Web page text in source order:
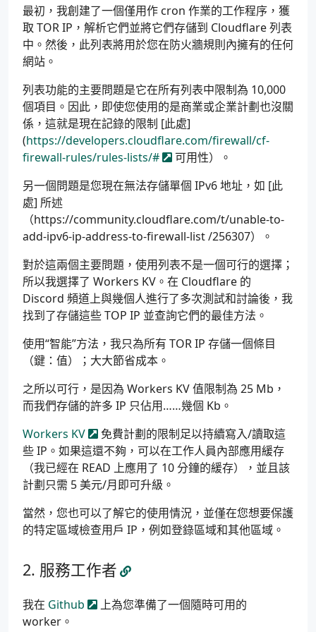
最初，我創建了一個僅用作 cron 作業的工作程序，獲
取 TOR IP，解析它們並將它們存儲到 Cloudflare 列表
中。然後，此列表將用於您在防火牆規則內擁有的任何
網站。
列表功能的主要問題是它在所有列表中限制為 10,000
個項目。因此，即使您使用的是商業或企業計劃也沒關
係，這就是現在記錄的限制 [此處]
(https://developers.cloudflare.com/firewall/cf-
firewall-rules/rules-lists/#
可用性）。
另一個問題是您現在無法存儲單個 IPv6 地址，如 [此
處] 所述
（https://community.cloudflare.com/t/unable-to-
add-ipv6-ip-address-to-firewall-list /256307）。
對於這兩個主要問題，使用列表不是一個可行的選擇；
所以我選擇了 Workers KV。在 Cloudflare 的
Discord 頻道上與幾個人進行了多次測試和討論後，我
找到了存儲這些 TOP IP 並查詢它們的最佳方法。
使用“智能”方法，我只為所有 TOR IP 存儲一個條目
（鍵：值）；大大節省成本。
之所以可行，是因為 Workers KV 值限制為 25 Mb，
而我們存儲的許多 IP 只佔用……幾個 Kb。
Workers KV
免費計劃的限制足以持續寫入/讀取這
些 IP。如果這還不夠，可以在工作人員內部應用緩存
（我已經在 READ 上應用了 10 分鐘的緩存），並且該
計劃只需 5 美元/月即可升級。
當然，您也可以了解它的使用情況，並僅在您想要保護
的特定區域檢查用戶 IP，例如登錄區域和其他區域。
服務工作者
我在 Github
上為您準備了一個隨時可用的
worker。